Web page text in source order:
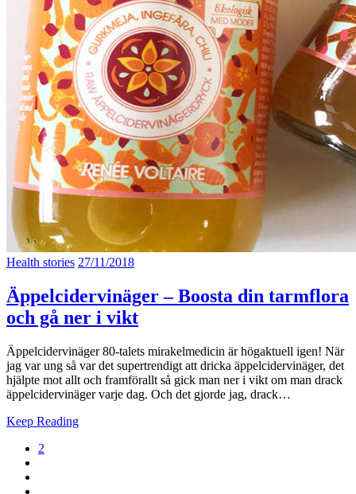
Health stories 27/11/2018
Äppelcidervinäger – Boosta din tarmflora
och gå ner i vikt
Äppelcidervinäger 80-talets mirakelmedicin är högaktuell igen! När
jag var ung så var det supertrendigt att dricka äppelcidervinäger, det
hjälpte mot allt och framförallt så gick man ner i vikt om man drack
äppelcidervinäger varje dag. Och det gjorde jag, drack…
Keep Reading
2